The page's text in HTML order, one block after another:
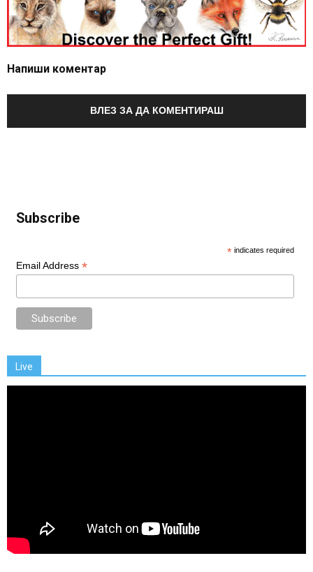
Напиши коментар
ВЛЕЗ ЗА ДА КОМЕНТИРАШ
Subscribe
* indicates required
Email Address *
Live